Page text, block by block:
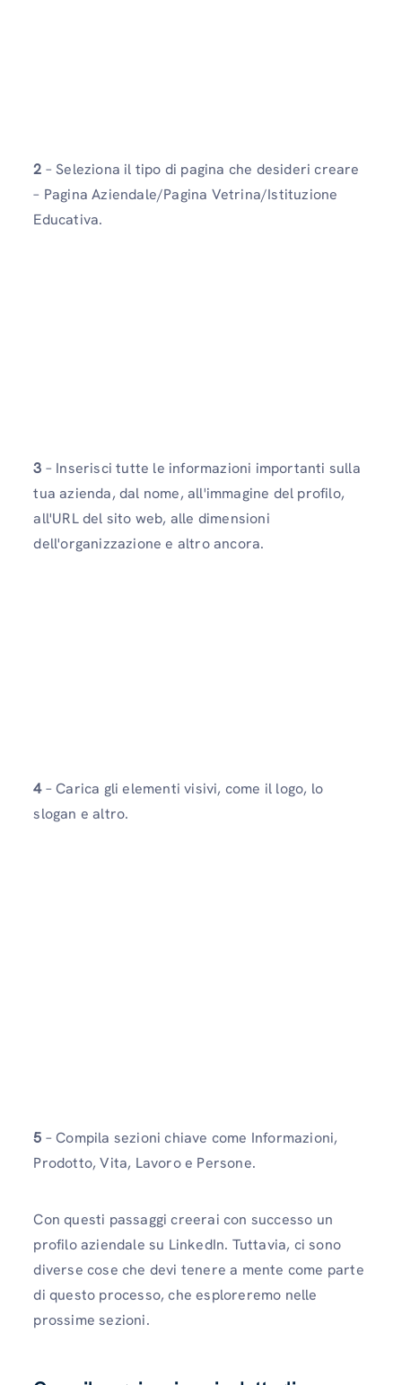
2 – Seleziona il tipo di pagina che desideri creare
– Pagina Aziendale/Pagina Vetrina/Istituzione
Educativa.
3 – Inserisci tutte le informazioni importanti sulla
tua azienda, dal nome, all'immagine del profilo,
all'URL del sito web, alle dimensioni
dell'organizzazione e altro ancora.
4– Carica gli elementi visivi, come il logo, lo
slogan e altro.
5 – Compila sezioni chiave come Informazioni,
Prodotto, Vita, Lavoro e Persone.
Con questi passaggi creerai con successo un
profilo aziendale su LinkedIn. Tuttavia, ci sono
diverse cose che devi tenere a mente come parte
di questo processo, che esploreremo nelle
prossime sezioni.